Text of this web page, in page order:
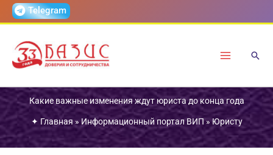
ПерейтиTelegram
Какие важные изменения ждут юриста до конца года
✦ Главная » Информационный портал ВИП»Юристу